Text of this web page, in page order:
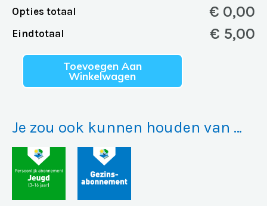
Opties totaal € 0,00
Eindtotaal € 5,00
Toevoegen Aan
Winkelwagen
Je zou ook kunnen houden van …